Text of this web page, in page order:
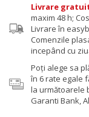
Livrare
maxim 48 h;
Livrare în
Comenzile
incepând cu
Poţi alege sa
în 6 rate egale
la următoarele
Garanti Bank,